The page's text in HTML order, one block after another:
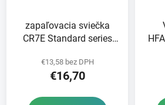
zapaľovacia sviečka
CR7E Standard series
€13,58 bez DPH
€16,70